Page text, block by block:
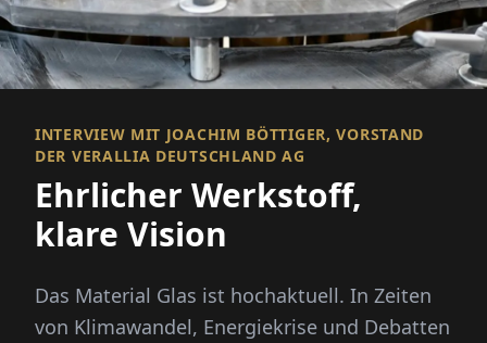
INTERVIEW MIT JOACHIM BÖTTIGER, VORSTAND
DER VERALLIA DEUTSCHLAND AG
Ehrlicher Werkstoff,
klare Vision
Das Material Glas ist hochaktuell. In Zeiten
von Klimawandel, Energiekrise und Debatten